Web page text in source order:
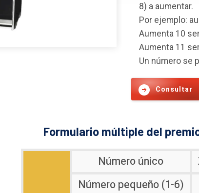
8) a aumentar.
Por ejemplo:
Aumenta 10
Aumenta 11
Un número se
Consultar
Formulario múltiple del
Número único
Número pequeño (1-6)